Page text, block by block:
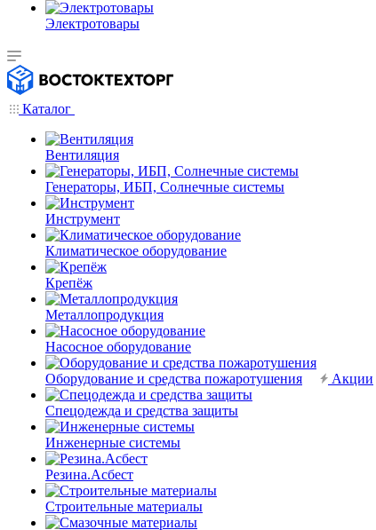
Электротовары
Каталог
Вентиляция
Генераторы, ИБП, Солнечные системы
Инструмент
Климатическое оборудование
Крепёж
Металлопродукция
Насосное оборудование
Оборудование и средства пожаротушения
Спецодежда и средства защиты
Инженерные системы
Резина.Асбест
Строительные материалы
Акции